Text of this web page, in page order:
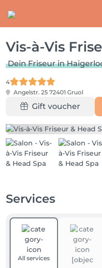
Vis-à-Vis
Dein Friseur in
4
Angelstr. 25 72401 Gruol
Gift voucher
Services
All services